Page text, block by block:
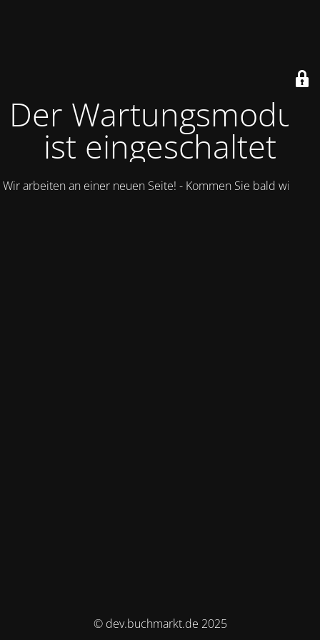
Der Wartungsmodus
ist eingeschaltet
Wir arbeiten an einer neuen Seite! - Kommen Sie bald wieder.
© dev.buchmarkt.de 2025